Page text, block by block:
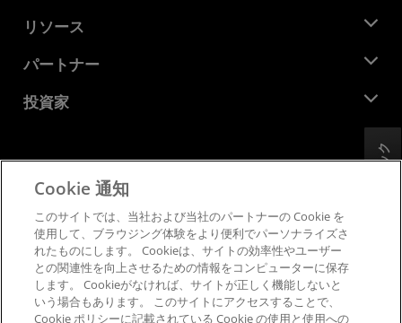
企業責任
キャリア
お問い合わせ
ニュースルーム
メディア ライブラリ
リソース
デベロッパー セントラル
ケース スタディ
パートナー
AMD パートナー ハブ
投資家
財務情報
取締役会
SEC 提出書類
プライバシー
商標
サプライ チェーンの透明性
公正でオープンな競争
英国税務戦略
Cookie ポリシー
フィードバック
Cookie 通知
このサイトでは、当社および当社のパートナーの Cookie を
使用して、ブラウジング体験をより便利でパーソナライズさ
れたものにします。 Cookieは、サイトの効率性やユーザー
との関連性を向上させるための情報をコンピューターに保存
します。 Cookieがなければ、サイトが正しく機能しないと
いう場合もあります。 このサイトにアクセスすることで、
Cookie ポリシーに記載されている Cookie の使用と使用への